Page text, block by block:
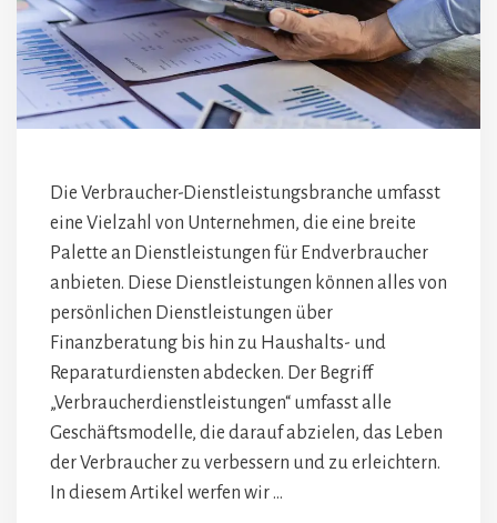
Die Verbraucher-Dienstleistungsbranche umfasst
eine Vielzahl von Unternehmen, die eine breite
Palette an Dienstleistungen für Endverbraucher
anbieten. Diese Dienstleistungen können alles von
persönlichen Dienstleistungen über
Finanzberatung bis hin zu Haushalts- und
Reparaturdiensten abdecken. Der Begriff
„Verbraucherdienstleistungen“ umfasst alle
Geschäftsmodelle, die darauf abzielen, das Leben
der Verbraucher zu verbessern und zu erleichtern.
In diesem Artikel werfen wir …